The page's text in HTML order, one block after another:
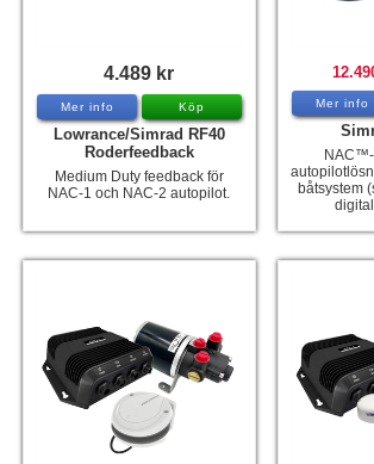
4.489 kr
Mer info Köp
Lowrance/Simrad RF40
Roderfeedback
Medium Duty feedback för
NAC-1 och NAC-2 autopilot.
Mer info
NAC™-
båtsystem